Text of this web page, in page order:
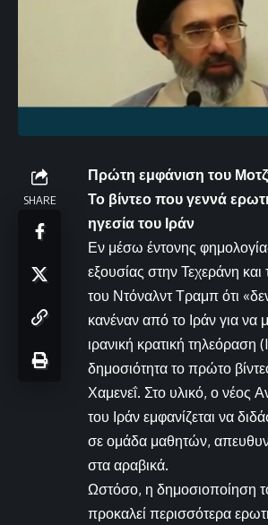
SHARE
Πρώτη εμφάνιση του
Το βίντεο που γεννά
ηγεσία του Ιράν
Εν μέσω έντονης
εξουσίας στην Τεχεράνη
του Ντόναλντ Τραμπ ότι
κανέναν από το Ιράν για να
ιρανική κρατική
δημοσιότητα το πρώτο
Χαμενεΐ. Στο υλικό, ο νέος
του Ιράν εμφανίζεται να
σε ομάδα μαθητών,
στα αραβικά.
Ωστόσο, η δημοσιοποίηση
προκαλεί περισσότερα